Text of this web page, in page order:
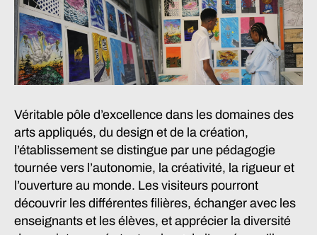
Véritable pôle d’excellence dans les domaines des
arts appliqués, du design et de la création,
l’établissement se distingue par une pédagogie
tournée vers l’autonomie, la créativité, la rigueur et
l’ouverture au monde. Les visiteurs pourront
découvrir les différentes filières, échanger avec les
enseignants et les élèves, et apprécier la diversité